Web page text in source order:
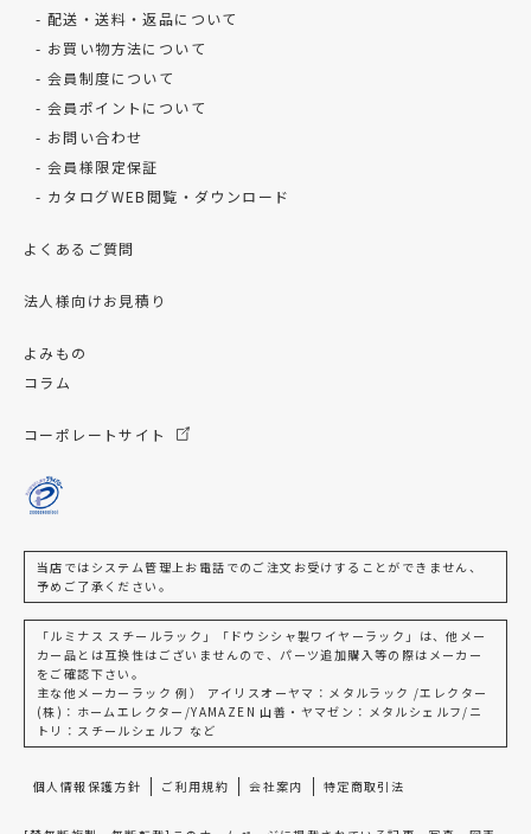
配送・送料・返品について
お買い物方法について
会員制度について
会員ポイントについて
お問い合わせ
会員様限定保証
カタログWEB閲覧・ダウンロード
よくあるご質問
法人様向けお見積り
よみもの
コラム
コーポレートサイト
当店ではシステム管理上お電話でのご注文お受けすることができません、
予めご了承ください。
「ルミナス スチールラック」「ドウシシャ製ワイヤーラック」は、他メー
カー品とは互換性はございませんので、パーツ追加購入等の際はメーカー
をご確認下さい。
主な他メーカーラック 例） アイリスオーヤマ：メタルラック /エレクター
(株)：ホームエレクター/YAMAZEN 山善・ヤマゼン：メタルシェルフ/ニ
トリ：スチールシェルフ など
個人情報保護方針 ご利用規約 会社案内 特定商取引法